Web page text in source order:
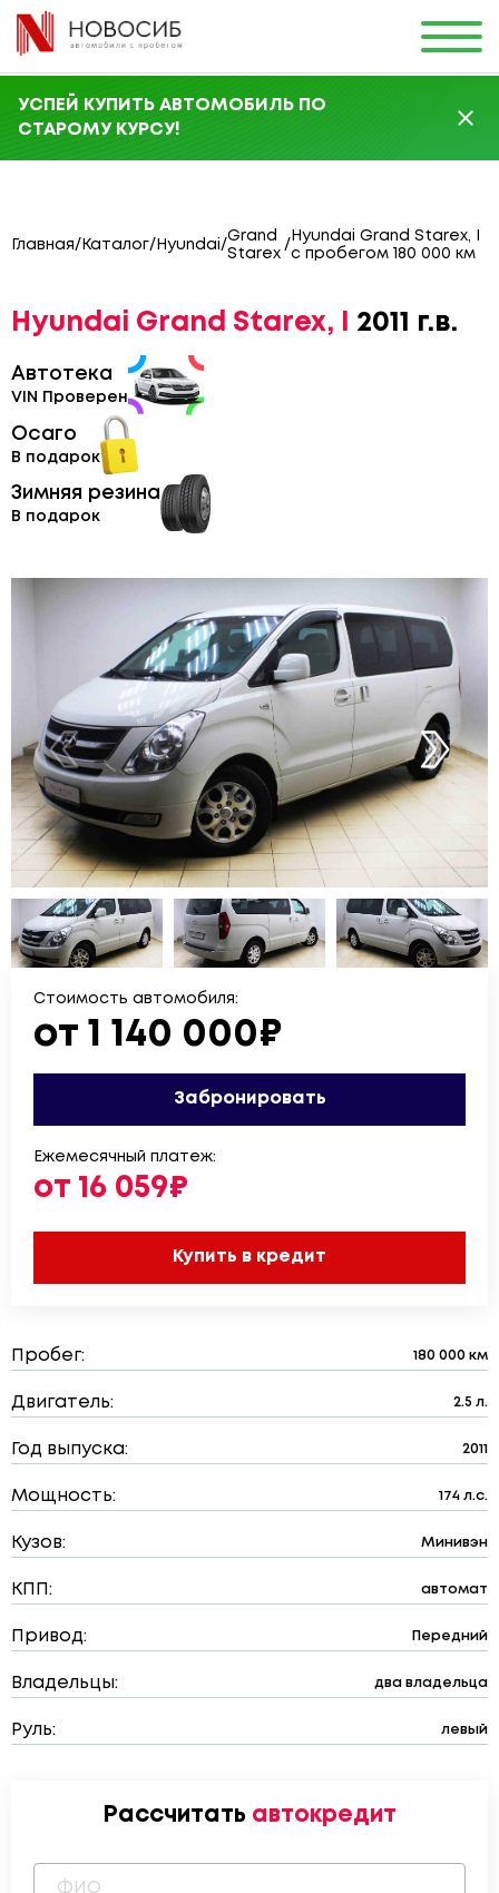
УСПЕЙ КУПИТЬ АВТОМОБИЛЬ ПО
СТАРОМУ КУРСУ!
Главная/ Каталог/ Hyundai/
Grand
Starex
/
Hyundai Grand Starex, I
с пробегом 180 000 км
Hyundai Grand Starex, I 2011 г.в.
Автотека
VIN Проверен
Осаго
В подарок
Зимняя резина
В подарок
Стоимость автомобиля:
от 1 140 000₽
Забронировать
Ежемесячный платеж:
от 16 059₽
Купить в кредит
Пробег: 180 000 км
Двигатель: 2.5 л.
Год выпуска: 2011
Мощность: 174 л.с.
Кузов: Минивэн
КПП: автомат
Привод: Передний
Владельцы: два владельца
Руль: левый
Рассчитать автокредит